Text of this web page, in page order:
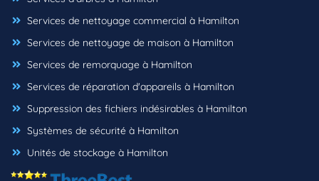
Services de nettoyage commercial à Hamilton
Services de nettoyage de maison à Hamilton
Services de remorquage à Hamilton
Services de réparation d'appareils à Hamilton
Suppression des fichiers indésirables à Hamilton
Systèmes de sécurité à Hamilton
Unités de stockage à Hamilton